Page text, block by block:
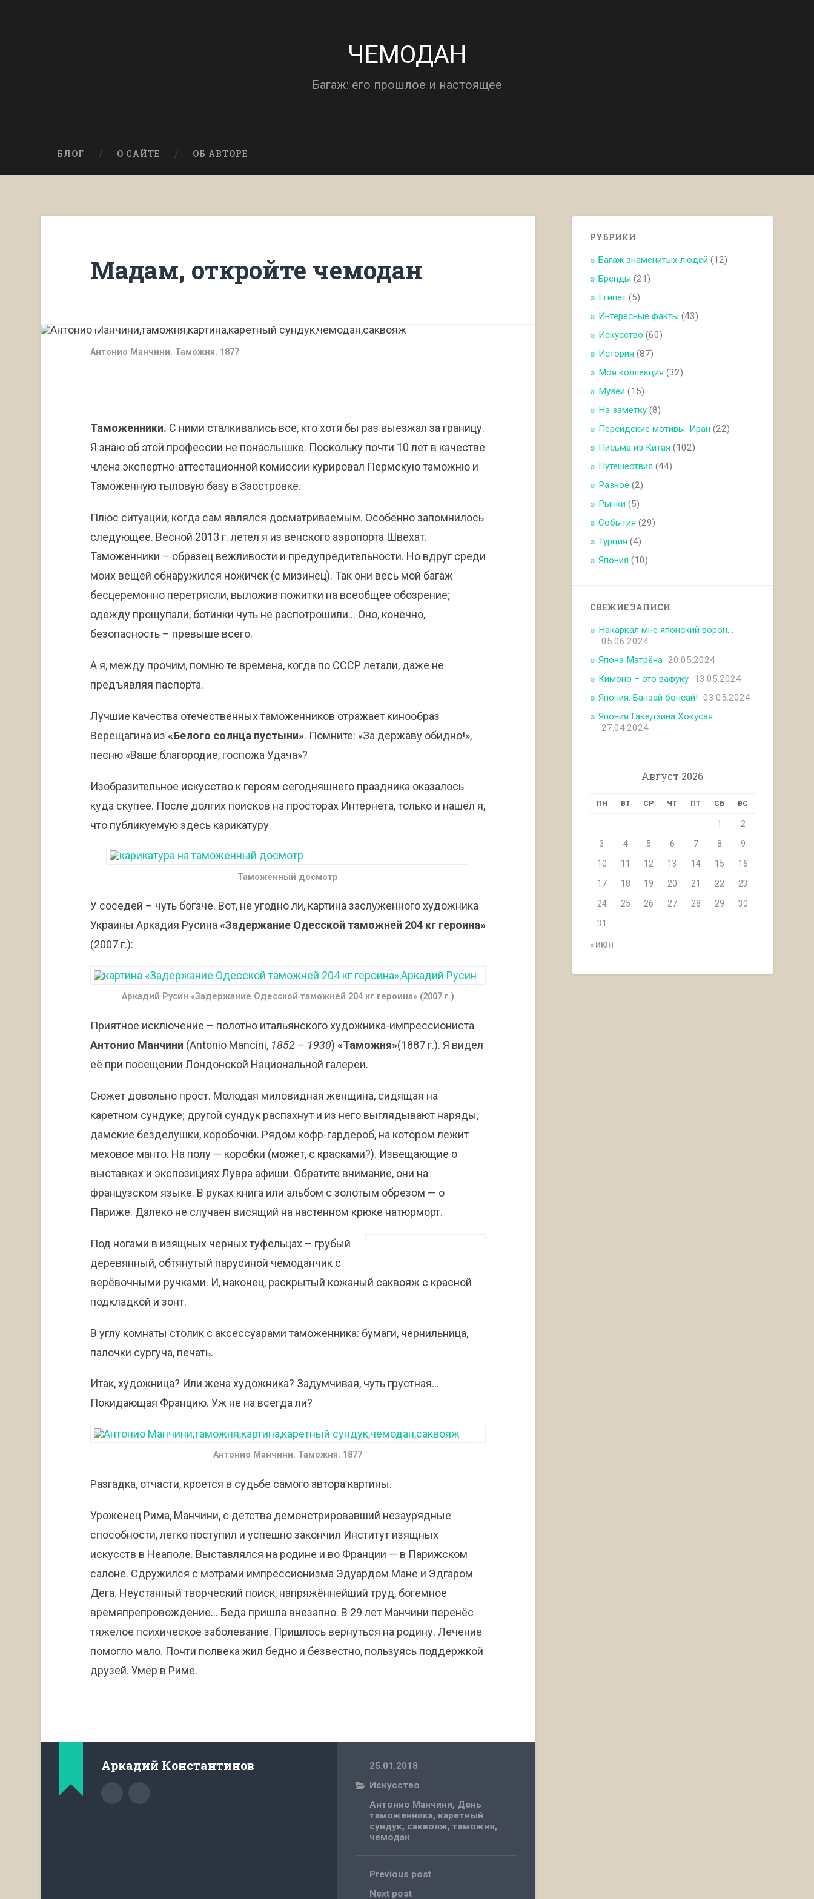
ЧЕМОДАН
Багаж: его прошлое и настоящее
БЛОГ О САЙТЕ ОБ АВТОРЕ
Мадам, откройте чемодан
Антонио Манчини. Таможня. 1877
Таможенники. С ними сталкивались все, кто хотя бы раз выезжал за границу.
Я знаю об этой профессии не понаслышке. Поскольку почти 10 лет в качестве
члена экспертно-аттестационной комиссии курировал Пермскую таможню и
Таможенную тыловую базу в Заостровке.
Плюс ситуации, когда сам являлся досматриваемым. Особенно запомнилось
следующее. Весной 2013 г. летел я из венского аэропорта Швехат.
Таможенники – образец вежливости и предупредительности. Но вдруг среди
моих вещей обнаружился ножичек (с мизинец). Так они весь мой багаж
бесцеремонно перетрясли, выложив пожитки на всеобщее обозрение;
одежду прощупали, ботинки чуть не распотрошили… Оно, конечно,
безопасность – превыше всего.
А я, между прочим, помню те времена, когда по СССР летали, даже не
предъявляя паспорта.
Лучшие качества отечественных таможенников отражает кинообраз
Верещагина из «Белого солнца пустыни». Помните: «За державу обидно!»,
песню «Ваше благородие, госпожа Удача»?
Изобразительное искусство к героям сегодняшнего праздника оказалось
куда скупее. После долгих поисков на просторах Интернета, только и нашёл я,
что публикуемую здесь карикатуру.
Таможенный досмотр
У соседей – чуть богаче. Вот, не угодно ли, картина заслуженного художника
Украины Аркадия Русина«Задержание Одесской таможней 204 кг героина»
(2007 г.):
Аркадий Русин «Задержание Одесской таможней 204 кг героина» (2007 г.)
Приятное исключение – полотно итальянского художника-импрессиониста
Антонио Манчини (Antonio Mancini, 1852 – 1930) «Таможня»(1887 г.). Я видел
её при посещении Лондонской Национальной галереи.
Сюжет довольно прост. Молодая миловидная женщина, сидящая на
каретном сундуке; другой сундук распахнут и из него выглядывают наряды,
дамские безделушки, коробочки. Рядом кофр-гардероб, на котором лежит
меховое манто. На полу — коробки (может, с красками?). Извещающие о
выставках и экспозициях Лувра афиши. Обратите внимание, они на
французском языке. В руках книга или альбом с золотым обрезом — о
Париже. Далеко не случаен висящий на настенном крюке натюрморт.
Под ногами в изящных чёрных туфельцах – грубый
деревянный, обтянутый парусиной чемоданчик с
верёвочными ручками. И, наконец, раскрытый кожаный саквояж с красной
подкладкой и зонт.
В углу комнаты столик с аксессуарами таможенника: бумаги, чернильница,
палочки сургуча, печать.
Итак, художница? Или жена художника? Задумчивая, чуть грустная…
Покидающая Францию. Уж не на всегда ли?
Антонио Манчини. Таможня. 1877
Разгадка, отчасти, кроется в судьбе самого автора картины.
Уроженец Рима, Манчини, с детства демонстрировавший незаурядные
способности, легко поступил и успешно закончил Институт изящных
искусств в Неаполе. Выставлялся на родине и во Франции — в Парижском
cалоне. Сдружился с мэтрами импрессионизма Эдуардом Мане и Эдгаром
Дега. Неустанный творческий поиск, напряжённейший труд, богемное
времяпрепровождение… Беда пришла внезапно. В 29 лет Манчини перенёс
тяжёлое психическое заболевание. Пришлось вернуться на родину. Лечение
помогло мало. Почти полвека жил бедно и безвестно, пользуясь поддержкой
друзей. Умер в Риме.
Аркадий Константинов
25.01.2018
Искусство
Антонио Манчини, День
таможенника, каретный
сундук, саквояж,таможня,
чемодан
Previous post
Next post
РУБРИКИ
Багаж знаменитых людей (12)
Бренды (21)
Египет (5)
Интересные факты (43)
Искусство (60)
История (87)
Моя коллекция (32)
Музеи (15)
На заметку (8)
Персидские мотивы. Иран (22)
Письма из Китая (102)
Путешествия (44)
Разное (2)
Рынки (5)
События (29)
Турция (4)
Япония (10)
СВЕЖИЕ ЗАПИСИ
Накаркал мне японский ворон…
05.06.2024
Япона Матрёна 20.05.2024
Кимоно – это вафуку
13.05.2024
Япония: Банзай бонсай! 03.05.2024
Япония Гакёдзина Хокусая
27.04.2024
Август 2026
ПН ВТ СР ЧТ ПТ СБ ВС
« ИЮН
1 2
3 4 5 6 7 8 9
10 11 12 13 14 15 16
17 18 19 20 21 22 23
24 25 26 27 28 29 30
31